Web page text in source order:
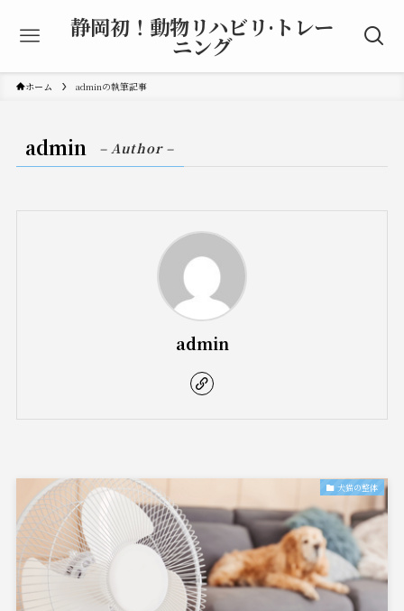
静岡初！動物リハビリ·トレー
ニング
ホーム adminの執筆記事
admin – Author –
admin
犬猫の整体